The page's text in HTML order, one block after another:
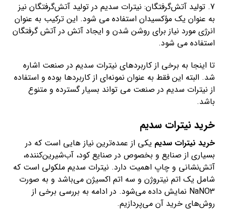
7. تولید آتش‌گرفتگان: نیترات سدیم در تولید آتش‌گرفتگان نیز
به عنوان یک مؤکسیدان استفاده می شود. این ترکیب به عنوان
انرژی مورد نیاز برای روشن شدن و ایجاد آتش در آتش گرفتگان
استفاده می شود.
تا اینجا به برخی از کاربردهای نیترات سدیم در صنعت اشاره
شد. البته این فقط به عنوان نمونه‌ای از کاربردها بوده و استفاده
از نیترات سدیم در صنعت می تواند بسیار گسترده و متنوع
باشد.
خرید نیترات سدیم
خرید نیترات سدیم یکی از عمده‌ترین نیاز هایی است که در
بسیاری از صنایع و بخصوص در صنایع کود، آب‌شیرین‌کننده،
آتش‌نشانی و چاپ اهمیت دارد. نیترات سدیم ملکولی است که
شامل یک اتم نیتروژن و سه اتم اکسیژن می‌باشد و به صورت
NaNO3 نمایش داده می‌شود. در ادامه به بررسی برخی از
روش‌های خرید آن می‌پردازیم.